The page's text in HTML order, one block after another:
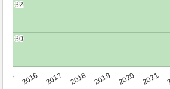
2016 2017 2018 2019 2020 2021
30
30
32
32